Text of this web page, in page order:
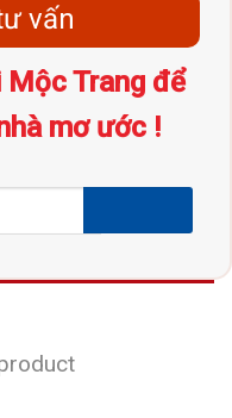
vấn
Mộc Trang để
mơ ước !